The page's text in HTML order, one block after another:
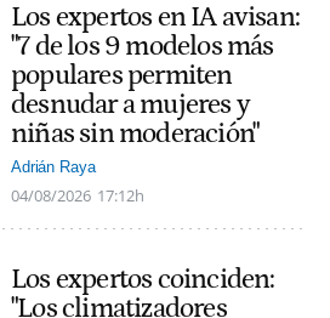
Los expertos en IA avisan:
"7 de los 9 modelos más
populares permiten
desnudar a mujeres y
niñas sin moderación"
Adrián Raya
04/08/2026 17:12h
Los expertos coinciden:
"Los climatizadores